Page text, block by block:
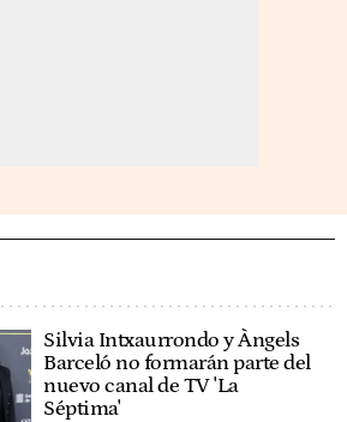
Silvia Intxaurrondo y Àngels
Barceló no formarán parte del
nuevo canal de TV 'La
Séptima'